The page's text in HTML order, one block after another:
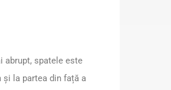
abrupt, spatele este
la partea din față a